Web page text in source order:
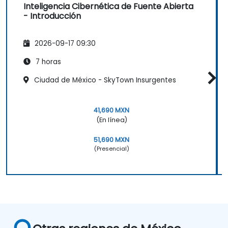
Inteligencia Cibernética de Fuente Abierta
- Introducción
2026-09-17 09:30
7 horas
Ciudad de México - SkyTown Insurgentes
41,690 MXN
(En línea)
51,690 MXN
(Presencial)